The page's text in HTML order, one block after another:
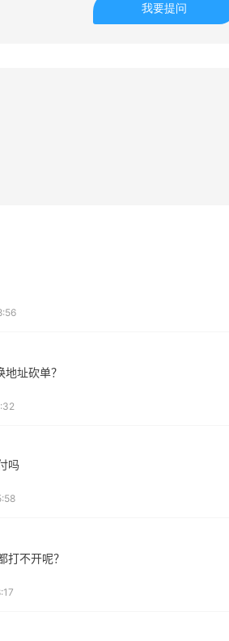
我要提问
址砍单？
吗
打不开呢？